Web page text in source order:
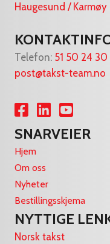
Haugesund / Karmøy
Telefon: 51 50 24 30
post@takst-team.no
Lenke til Facebook
Lenke til LinkedIn
Lenke til
SNARVEIER
Hjem
Om oss
Nyheter
Bestillingsskjema
NYTTIGE
Norsk takst